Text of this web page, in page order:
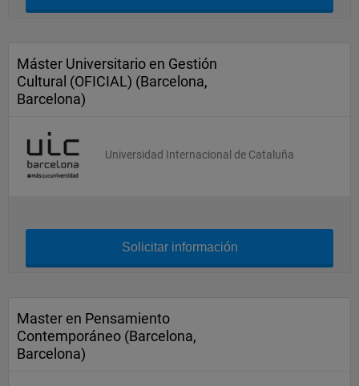
Máster Universitario en Gestión
Cultural (OFICIAL) (Barcelona,
Barcelona)
Universidad Internacional de Cataluña
Solicitar información
Master en Pensamiento
Contemporáneo (Barcelona,
Barcelona)